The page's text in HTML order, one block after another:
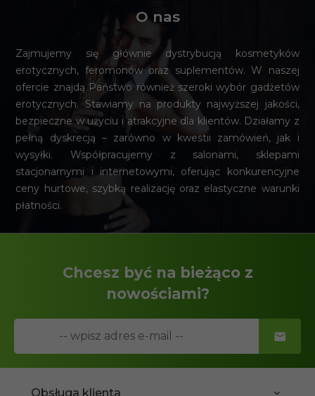
O nas
Zajmujemy się głównie dystrybucją kosmetyków
erotycznych, feromonów oraz suplementów. W naszej
ofercie znajdą Państwo również szeroki wybór gadżetów
erotycznych. Stawiamy na produkty najwyższej jakości,
bezpieczne w użyciu i atrakcyjne dla klientów. Działamy z
pełną dyskrecją – zarówno w kwestii zamówień, jak i
wysyłki. Współpracujemy z salonami, sklepami
stacjonarnymi i internetowymi, oferując konkurencyjne
ceny hurtowe, szybką realizację oraz elastyczne warunki
płatności.
Chcesz być na bieżąco z
nowościami?
Obsługa klienta